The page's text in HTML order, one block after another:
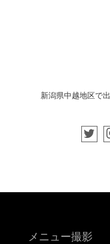
新潟県中越地区で
メニュー撮影